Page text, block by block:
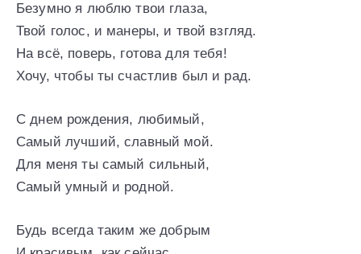
Безумно я люблю твои глаза,
Твой голос, и манеры, и твой взгляд.
На всё, поверь, готова для тебя!
Хочу, чтобы ты счастлив был и рад.
С днем рождения, любимый,
Самый лучший, славный мой.
Для меня ты самый сильный,
Самый умный и родной.
Будь всегда таким же добрым